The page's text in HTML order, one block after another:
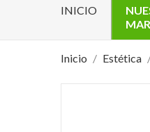
INICIO
Inicio Estética